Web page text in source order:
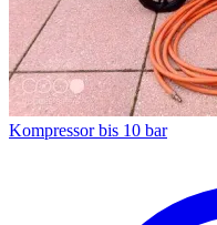
Kompressor bis 10 bar